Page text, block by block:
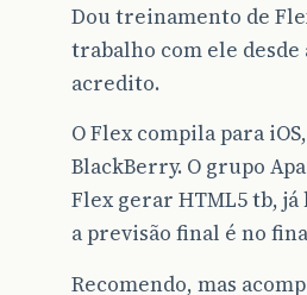
Dou treinamento de
trabalho com ele desde
acredito.
O Flex compila para
BlackBerry. O grupo
Flex gerar HTML5 tb,
a previsão final é no
Recomendo, mas